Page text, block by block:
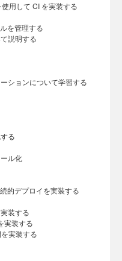
用して CI を実装する
を管理する
説明する
ションについて学習する
る
ル化
的デプロイを実装する
装する
実装する
実装する